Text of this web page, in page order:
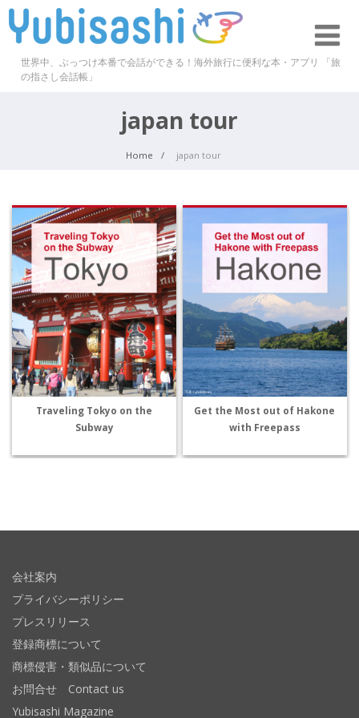
世界中、ぶっつけ本番で会話ができる！海外旅行に便利な本・アプリ 「旅
の指さし会話帳」
japan tour
Home japan tour
Traveling Tokyo on the
Subway
Get the Most out of Hakone
with Freepass
会社案内
プライバシーポリシー
プレスリリース
登録商標について
商標侵害・類似品について
お問合せ Contact us
Yubisashi Magazine